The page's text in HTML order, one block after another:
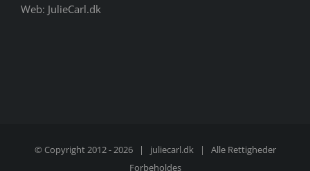
Web: JulieCarl.dk
© Copyright 2012 -2026 | juliecarl.dk| Alle Rettigheder
Forbeholdes